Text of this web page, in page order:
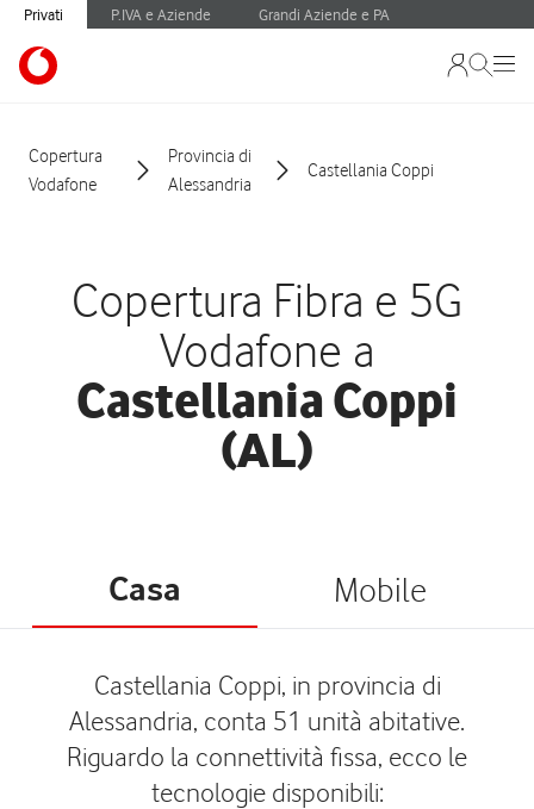
Privati P.IVA e Aziende Grandi Aziende e PA
Copertura
Vodafone
Provincia di
Alessandria
Castellania Coppi
Copertura Fibra e 5G
Vodafone a
Castellania Coppi
(AL)
Casa Mobile
Castellania Coppi, in provincia di
Alessandria, conta 51 unità abitative.
Riguardo la connettività fissa, ecco le
tecnologie disponibili: